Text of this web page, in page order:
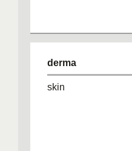
derma
skin